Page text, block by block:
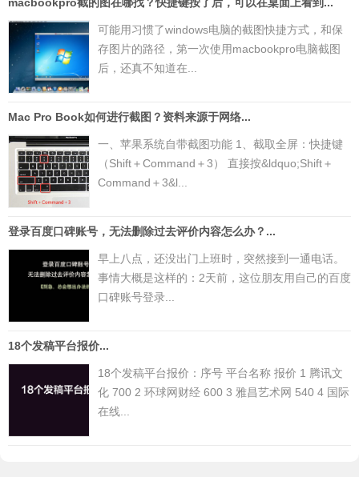
可能用习惯了windows电脑的截图快捷方式，和保
存图片的路径，第一次使用macbookpro电脑截图
后，还真不知道在...
Mac Pro Book如何进行截图？资料来源于网络...
一、苹果系统自带截图功能 1、截取全屏：快捷键
（Shift＋Command＋3） 直接按&ldquo;Shift＋
Command＋3&l...
登录百度口碑账号，无法删除过去评价内容怎么办？...
早上八点，还没出门上班时，突然接到一通电话。
事情大概是这样的：2天前，这位朋友用自己的百度
口碑账号登录...
18个发稿平台报价...
18个发稿平台报价：序号 平台名称 报价 1 腾讯文
化 700 2 环球网财经 600 3 雅昌艺术网 540 4 国际
在线...